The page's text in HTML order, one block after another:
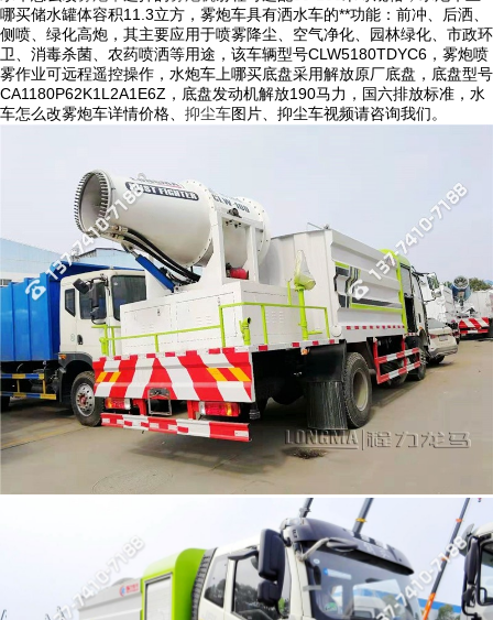
哪买储水罐体容积11.3立方，雾炮车具有洒水车的**功能：前冲、后洒、
侧喷、绿化高炮，其主要应用于喷雾降尘、空气净化、园林绿化、市政环
卫、消毒杀菌、农药喷洒等用途，该车辆型号CLW5180TDYC6，雾炮喷
雾作业可远程遥控操作，水炮车上哪买底盘采用解放原厂底盘，底盘型号
CA1180P62K1L2A1E6Z，底盘发动机解放190马力，国六排放标准，水
车怎么改雾炮车详情价格、 抑尘车图片、抑尘车视频请咨询我们。